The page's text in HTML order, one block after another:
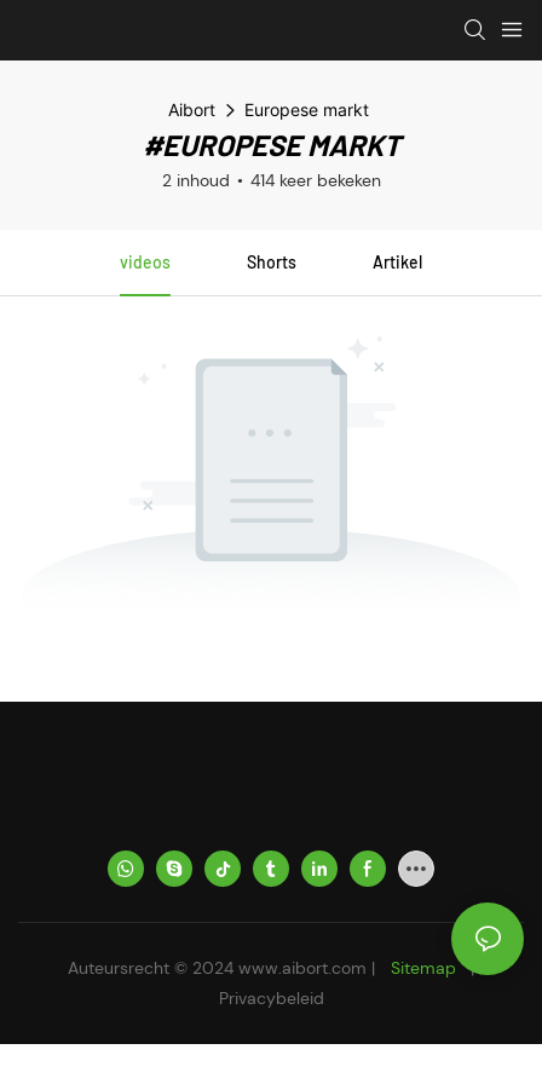
Aibort Europese markt
#EUROPESE MARKT
2 inhoud 414 keer bekeken
videos Shorts Artikel
Auteursrecht © 2024 www.aibort.com | Sitemap |
Privacybeleid